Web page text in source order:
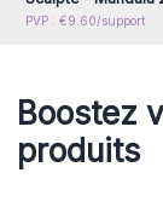
PVP : €9.60/support
Boostez
produits